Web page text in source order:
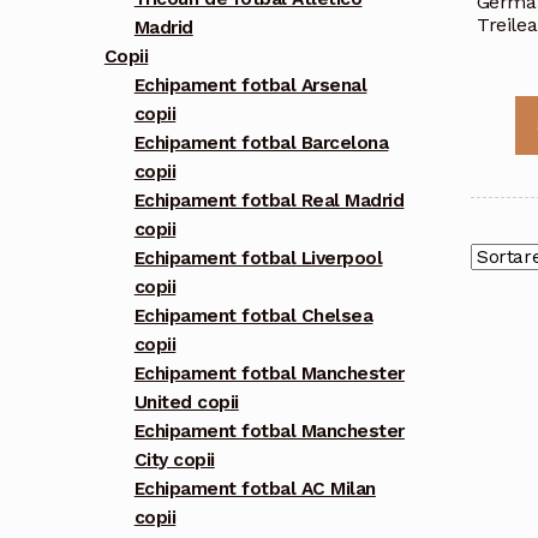
Madrid
Copii
Echipament fotbal Arsenal
copii
Echipament fotbal Barcelona
copii
Echipament fotbal Real Madrid
copii
Echipament fotbal Liverpool
copii
Echipament fotbal Chelsea
copii
Echipament fotbal Manchester
United copii
Echipament fotbal Manchester
City copii
Echipament fotbal AC Milan
copii